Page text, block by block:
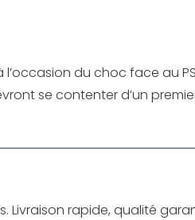
du choc face au
se contenter d’un
Livraison rapide, qualité